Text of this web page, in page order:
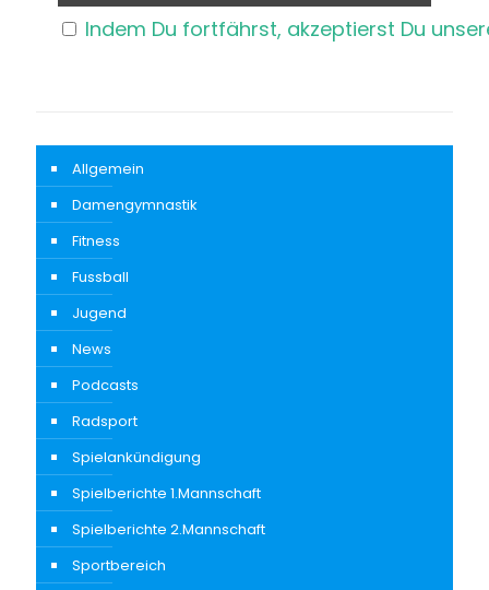
Indem Du fortfährst, akzeptierst Du
Allgemein
Damengymnastik
Fitness
Fussball
Jugend
News
Podcasts
Radsport
Spielankündigung
Spielberichte 1.Mannschaft
Spielberichte 2.Mannschaft
Sportbereich